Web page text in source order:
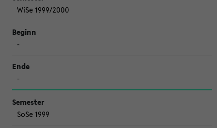
WiSe 1999/2000
-
-
SoSe 1999